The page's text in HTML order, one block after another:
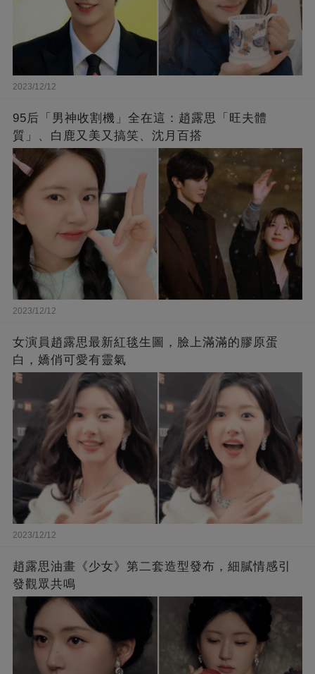
2023/12/12
95后「男神收割機」全在這：趙露思「旺夫體
質」、白鹿又美又搞笑、沈月百搭
2023/12/12
女演員趙露思最新紅毯生圖，臉上滿滿的膠原蛋
白，嬌俏可愛有靈氣
2023/12/12
趙露思油畫《少女》第二套造型發布，細膩情感引
發觀眾共鳴